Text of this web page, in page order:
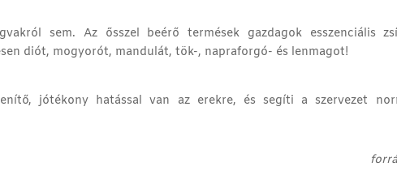
sem. Az ősszel beérő termések gazdagok esszenciális
diót, mogyorót, mandulát, tök-, napraforgó- és lenmagot!
jótékony hatással van az erekre, és segíti a szervezet